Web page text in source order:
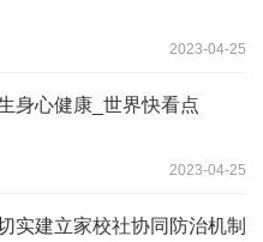
2023-04-25
身心健康_世界快看点
2023-04-25
实建立家校社协同防治机制